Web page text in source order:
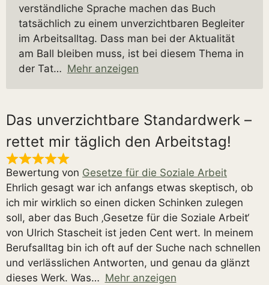
verständliche Sprache machen das Buch
tatsächlich zu einem unverzichtbaren Begleiter
im Arbeitsalltag. Dass man bei der Aktualität
am Ball bleiben muss, ist bei diesem Thema in
der Tat
Mehr anzeigen
Das unverzichtbare Standardwerk –
rettet mir täglich den Arbeitstag!
Bewertung von Gesetze für die Soziale Arbeit
Ehrlich gesagt war ich anfangs etwas skeptisch, ob
ich mir wirklich so einen dicken Schinken zulegen
soll, aber das Buch ‚Gesetze für die Soziale Arbeit‘
von Ulrich Stascheit ist jeden Cent wert. In meinem
Berufsalltag bin ich oft auf der Suche nach schnellen
und verlässlichen Antworten, und genau da glänzt
dieses Werk. Was
Mehr anzeigen